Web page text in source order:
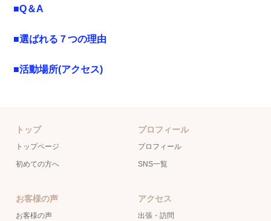
■Q＆A
■選ばれる７つの理由
■活動場所(アクセス)
トップ
トップページ
初めての方へ
プロフィール
プロフィール
SNS一覧
お客様の声
お客様の声
アクセス
出張・訪問